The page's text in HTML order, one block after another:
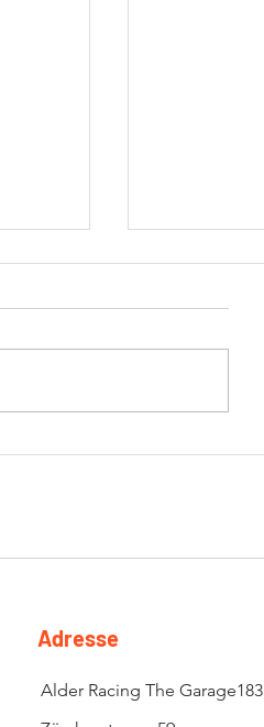
Adresse
Alder Racing The Garage183